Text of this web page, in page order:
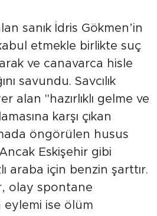
sanık İdris Gökmen’in
etmekle birlikte suç
ve canavarca hisle
savundu. Savcılık
alan "hazırlıklı gelme ve
karşı çıkan
öngörülen husus
Eskişehir gibi
araba için benzin şarttır.
olay spontane
eylemi ise ölüm